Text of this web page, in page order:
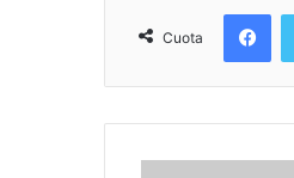
Cuota